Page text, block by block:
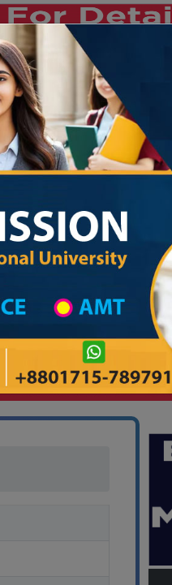
University College
জাতীয় বিশ্ববিদ্যালয় ২০২৫-২৬ শিক্ষাবর্ষের
Admission